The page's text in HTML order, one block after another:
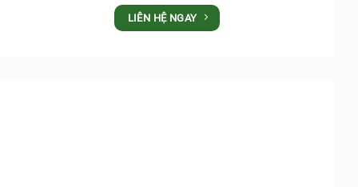
LIÊN HỆ NGAY